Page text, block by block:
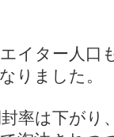
イター人口
りました。
率は下がり